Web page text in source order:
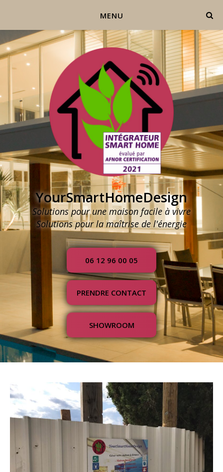
MENU
YourSmartHomeDesign
Solutions pour une maison facile à vivre
Solutions pour la maîtrise de l'énergie
06 12 96 00 05
PRENDRE CONTACT
SHOWROOM